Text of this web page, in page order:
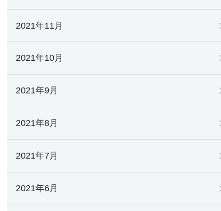
2021年11月
2021年10月
2021年9月
2021年8月
2021年7月
2021年6月